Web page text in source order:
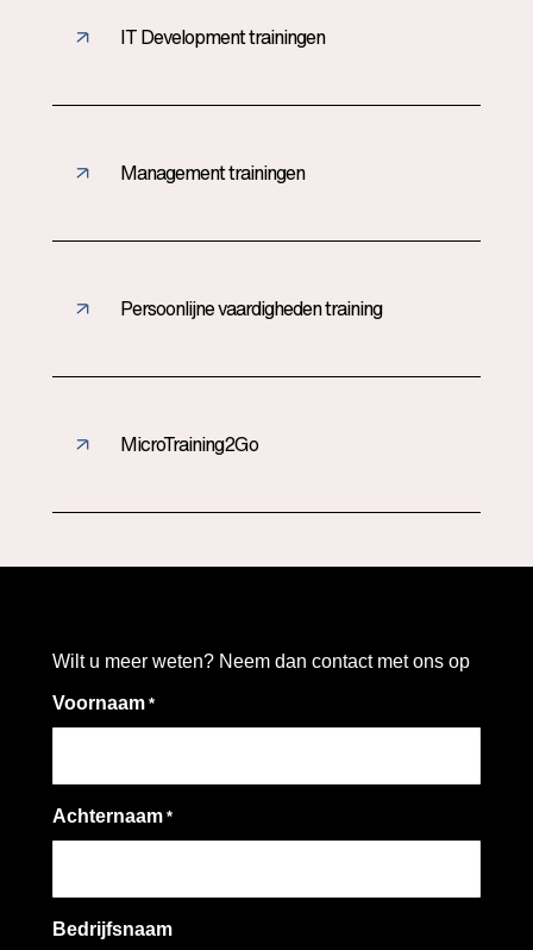
IT Development trainingen
Management trainingen
Persoonlijne vaardigheden training
MicroTraining2Go
Wilt u meer weten? Neem dan contact met ons op
Voornaam *
Achternaam *
Bedrijfsnaam